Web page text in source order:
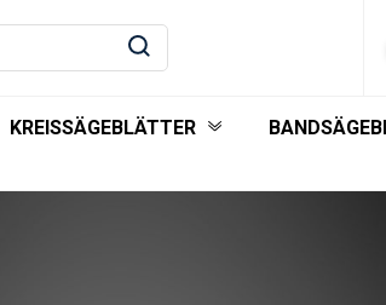
KREISSÄGEBLÄTTER